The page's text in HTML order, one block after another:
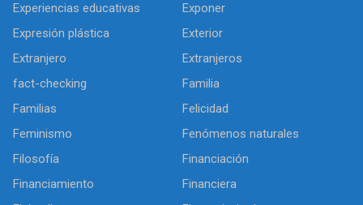
Experiencias educativas
Exponer
Expresión plástica
Exterior
Extranjero
Extranjeros
fact-checking
Familia
Familias
Felicidad
Feminismo
Fenómenos naturales
Filosofía
Financiación
Financiamiento
Financiera